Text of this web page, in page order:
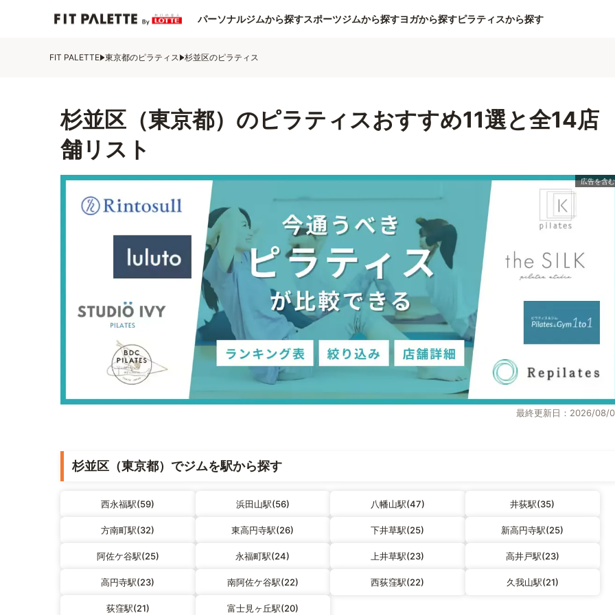
パーソナルジムから探すスポーツジムから探すヨガから探すピラティスから探す
FIT PALETTE 東京都のピラティス 杉並区のピラティス
杉並区（東京都）のピラティスおすすめ11選と全14店
舗リスト
最終更新日：2026/08/
杉並区（東京都）でジムを駅から探す
西永福駅(59) 浜田山駅(56) 八幡山駅(47) 井荻駅(35)
方南町駅(32) 東高円寺駅(26) 下井草駅(25) 新高円寺駅(25)
阿佐ケ谷駅(25) 永福町駅(24) 上井草駅(23) 高井戸駅(23)
高円寺駅(23) 南阿佐ケ谷駅(22) 西荻窪駅(22) 久我山駅(21)
荻窪駅(21) 富士見ヶ丘駅(20)